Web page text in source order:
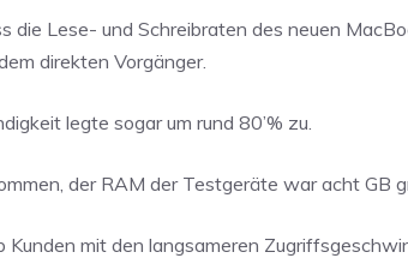
Lese- und Schreibraten des neuen
direkten Vorgänger.
legte sogar um rund 80’% zu.
der RAM der Testgeräte war acht GB
mit den langsameren